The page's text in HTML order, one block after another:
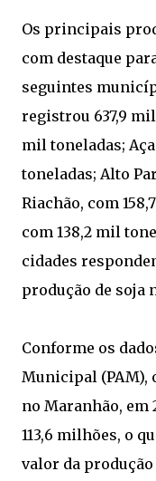
Os principais
com destaque
seguintes
registrou 637,9
mil toneladas;
toneladas; Alto
Riachão, com
com 138,2 mil
cidades
produção de soja
Conforme os
Municipal (PAM),
no Maranhão, em
113,6 milhões, o
valor da